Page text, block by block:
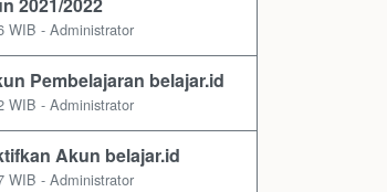
WIB - Administrator
Pembelajaran belajar.id
WIB - Administrator
Akun belajar.id
WIB - Administrator